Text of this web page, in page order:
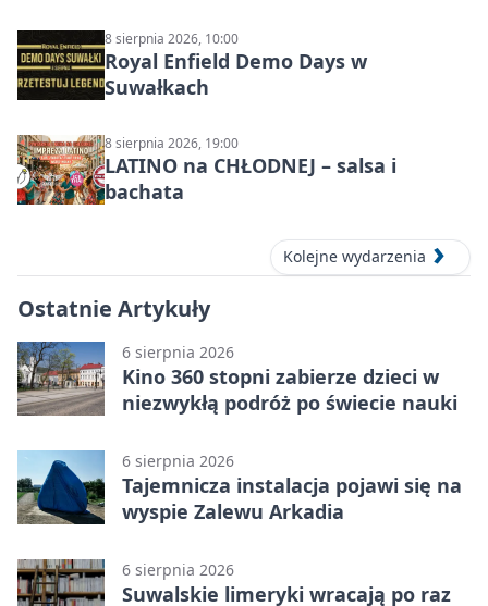
DZŪKIJOS – jednodienė kelionė
8 sierpnia 2026, 10:00
Royal Enfield Demo Days w
Suwałkach
8 sierpnia 2026, 19:00
LATINO na CHŁODNEJ – salsa i
bachata
Kolejne wydarzenia
Ostatnie Artykuły
6 sierpnia 2026
Kino 360 stopni zabierze dzieci w
niezwykłą podróż po świecie nauki
6 sierpnia 2026
Tajemnicza instalacja pojawi się na
wyspie Zalewu Arkadia
6 sierpnia 2026
Suwalskie limeryki wracają po raz